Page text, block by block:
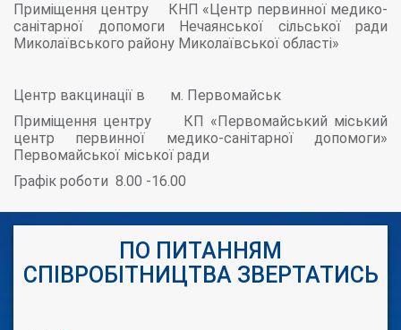
Приміщення центру КНП «Центр первинної медико-
санітарної допомоги Нечаянської сільської ради
Миколаївського району Миколаївської області»
Центр вакцинації в м. Первомайськ
Приміщення центру КП «Первомайський міський
центр первинної медико-санітарної допомоги»
Первомайської міської ради
Графік роботи 8.00 -16.00
ПО ПИТАННЯМ
СПІВРОБІТНИЦТВА ЗВЕРТАТИСЬ